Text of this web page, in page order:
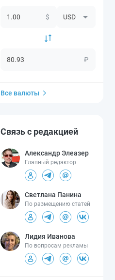
$
₽
Все валюты
Связь с редакцией
Александр Элеазер
Главный редактор
Светлана Панина
По размещению статей
Лидия Иванова
По вопросам рекламы